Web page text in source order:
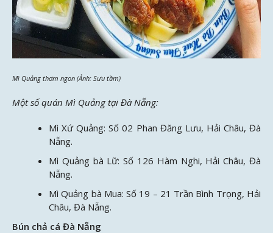
Mì Quảng thơm ngon (Ảnh: Sưu tầm)
Một số quán Mì Quảng tại Đà Nẵng:
Mì Xứ Quảng: Số 02 Phan Đăng Lưu, Hải Châu, Đà
Nẵng.
Mì Quảng bà Lữ: Số 126 Hàm Nghi, Hải Châu, Đà
Nẵng.
Mì Quảng bà Mua: Số 19 – 21 Trần Bình Trọng, Hải
Châu, Đà Nẵng.
Bún chả cá Đà Nẵng